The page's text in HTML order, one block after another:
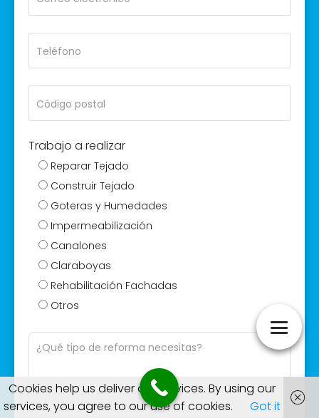
Trabajo a realizar
Reparar Tejado
Construir Tejado
Goteras y Humedades
Impermeabilización
Canalones
Claraboyas
Rehabilitación Fachadas
Otros
Cookies help us deliver our services. By using our
services, you agree to our use of cookies.
Got it